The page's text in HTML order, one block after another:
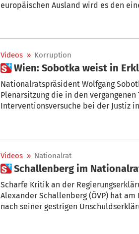
europäischen Ausland wird es den
Herbert Kickl tatsächlich erspart?
Videos » Korruption
 Wien: Sobotka weist in
Nationalratspräsident Wolfgang
Plenarsitzung die in den
Interventionsversuche bei der Justiz
Videos » Nationalrat
 Schallenberg im
Scharfe Kritik an der
Alexander Schallenberg (ÖVP) hat
nach seiner gestrigen